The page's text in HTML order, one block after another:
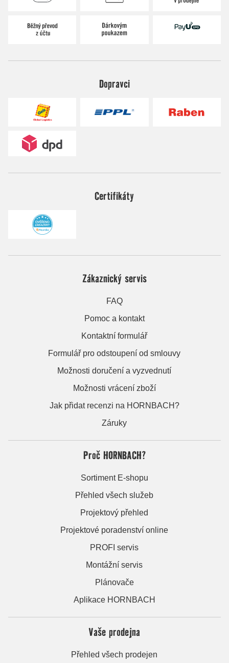
Dopravci
Certifikáty
Zákaznický servis
FAQ
Pomoc a kontakt
Kontaktní formulář
Formulář pro odstoupení od smlouvy
Možnosti doručení a vyzvednutí
Možnosti vrácení zboží
Jak přidat recenzi na HORNBACH?
Záruky
Proč HORNBACH?
Sortiment E-shopu
Přehled všech služeb
Projektový přehled
Projektové poradenství online
PROFI servis
Montážní servis
Plánovače
Aplikace HORNBACH
Vaše prodejna
Přehled všech prodejen